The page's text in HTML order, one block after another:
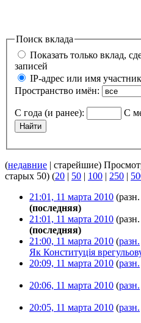
Поиск вклада
Показать только вклад,
записей
IP-адрес или имя
Пространство имён:
С года (и ранее): С
(недавние | старейшие)
старых 50) (20 | 50 | 100 | 250 |
21:01, 11 марта 2010 (разн.
(последняя)
21:01, 11 марта 2010 (разн.
(последняя)
21:00, 11 марта 2010 (разн.
Як Конституція
20:09, 11 марта 2010 (разн.
20:06, 11 марта 2010 (разн.
20:05, 11 марта 2010 (разн.